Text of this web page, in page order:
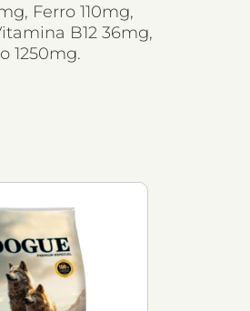
Ferro 110mg,
B12 36mg,
1250mg.